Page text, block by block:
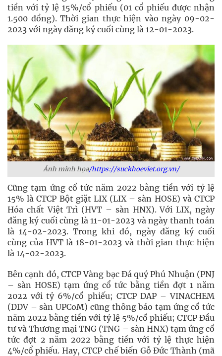
tiền với tỷ lệ 15%/cổ phiếu (01 cổ phiếu được nhận
1.500 đồng). Thời gian thực hiện vào ngày 09-02-
2023 với ngày đăng ký cuối cùng là 12-01-2023.
Ảnh minh họa/https://suckhoeviet.org.vn/
Cũng tạm ứng cổ tức năm 2022 bằng tiền với tỷ lệ
15% là CTCP Bột giặt LIX (LIX – sàn HOSE) và CTCP
Hóa chất Việt Trì (HVT – sàn HNX). Với LIX, ngày
đăng ký cuối cùng là 11-01-2023 và ngày thanh toán
là 14-02-2023. Trong khi đó, ngày đăng ký cuối
cùng của HVT là 18-01-2023 và thời gian thực hiện
là 14-02-2023.
Bên cạnh đó, CTCP Vàng bạc Đá quý Phú Nhuận (PNJ
– sàn HOSE) tạm ứng cổ tức bằng tiền đợt 1 năm
2022 với tỷ 6%/cổ phiếu; CTCP DAP – VINACHEM
(DDV – sàn UPCoM) cũng thông báo tạm ứng cổ tức
năm 2022 bằng tiền với tỷ lệ 5%/cổ phiếu; CTCP Đầu
tư và Thương mại TNG (TNG – sàn HNX) tạm ứng cổ
tức đợt 2 năm 2022 bằng tiền với tỷ lệ thực hiện
4%/cổ phiếu. Hay, CTCP chế biến Gỗ Đức Thành (mã